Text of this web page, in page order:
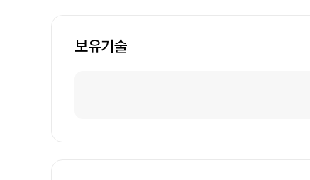
보유기술